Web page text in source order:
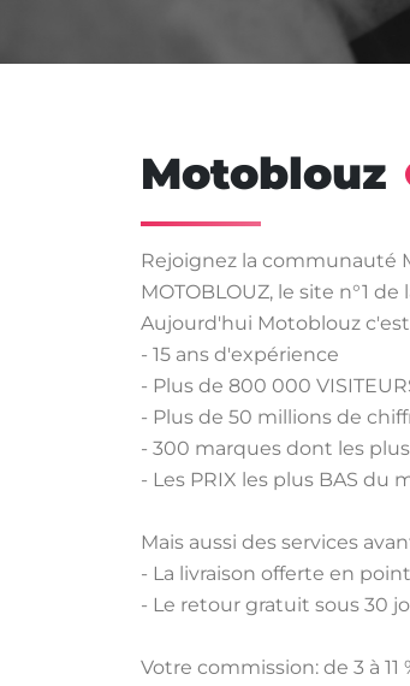
Motoblouz
Rejoignez la communauté
MOTOBLOUZ, le site n°1
Aujourd'hui Motoblouz c'est
- 15 ans d'expérience
- Plus de 800 000
- Plus de 50 millions de
- 300 marques dont les plus
- Les PRIX les plus BAS du
Mais aussi des services
- La livraison offerte en
- Le retour gratuit sous 30
Votre commission: de 3 à